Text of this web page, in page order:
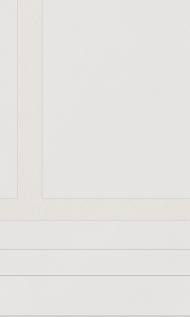
Bewahrung der Schöpfung
unserem kleinen Alltag.